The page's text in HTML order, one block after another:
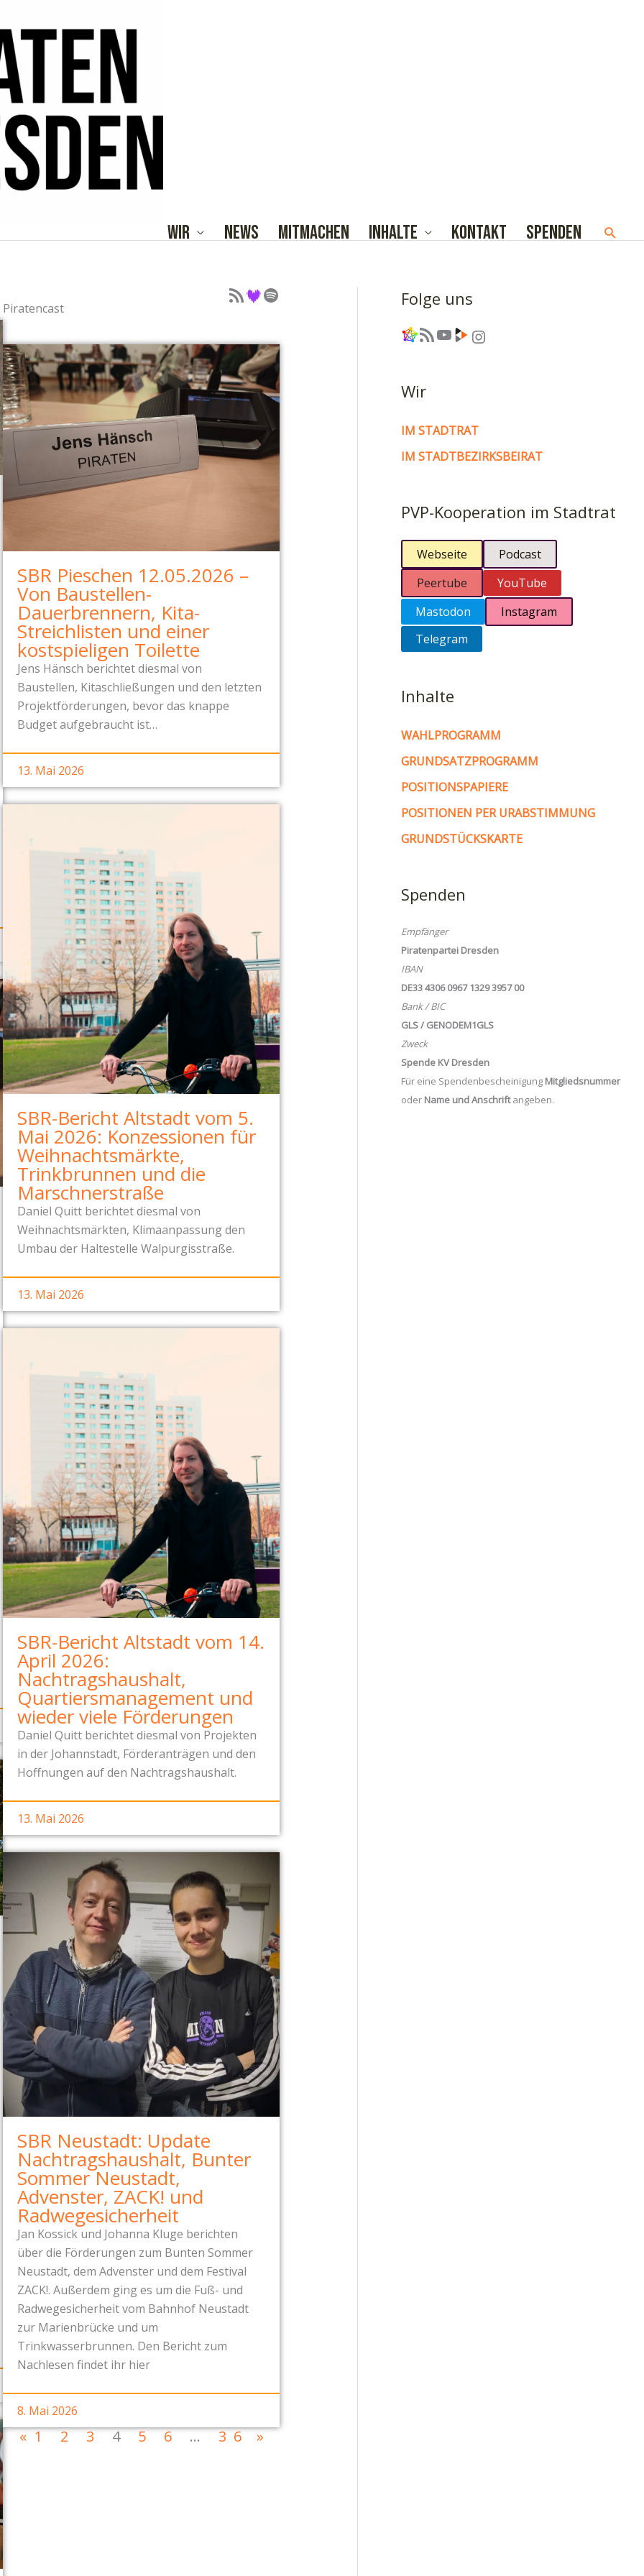
Wir News Mitmachen Inhalte Kontakt Spenden
Piratencast
Podcast als Feed Podcast auf Deezer Podcast auf Spotify
SBR Pieschen 12.05.2026 –
Von Baustellen-
Dauerbrennern, Kita-
Streichlisten und einer
kostspieligen Toilette
Jens Hänsch berichtet diesmal von
Baustellen, Kitaschließungen und den letzten
Projektförderungen, bevor das knappe
Budget aufgebraucht ist…
13. Mai 2026
SBR-Bericht Altstadt vom 5.
Mai 2026: Konzessionen für
Weihnachtsmärkte,
Trinkbrunnen und die
Marschnerstraße
Daniel Quitt berichtet diesmal von
Weihnachtsmärkten, Klimaanpassung den
Umbau der Haltestelle Walpurgisstraße.
13. Mai 2026
SBR-Bericht Altstadt vom 14.
April 2026:
Nachtragshaushalt,
Quartiersmanagement und
wieder viele Förderungen
Daniel Quitt berichtet diesmal von Projekten
in der Johannstadt, Förderanträgen und den
Hoffnungen auf den Nachtragshaushalt.
13. Mai 2026
SBR Neustadt: Update
Nachtragshaushalt, Bunter
Sommer Neustadt,
Advenster, ZACK! und
Radwegesicherheit
Jan Kossick und Johanna Kluge berichten
über die Förderungen zum Bunten Sommer
Neustadt, dem Advenster und dem Festival
ZACK!. Außerdem ging es um die Fuß- und
Radwegesicherheit vom Bahnhof Neustadt
zur Marienbrücke und um
Trinkwasserbrunnen. Den Bericht zum
Nachlesen findet ihr hier
8. Mai 2026
« 1 2 3 4 5 6 … 36 »
Folge uns
Link RSS-Feed YouTube Link Instagram
Wir
IM STADTRAT
IM STADTBEZIRKSBEIRAT
PVP-Kooperation im Stadtrat
Webseite
Podcast
Peertube
YouTube
Mastodon
Instagram
Telegram
Inhalte
WAHLPROGRAMM
GRUNDSATZPROGRAMM
POSITIONSPAPIERE
POSITIONEN PER URABSTIMMUNG
GRUNDSTÜCKSKARTE
Spenden
Empfänger
Piratenpartei Dresden
IBAN
DE33 4306 0967 1329 3957 00
Bank / BIC
GLS / GENODEM1GLS
Zweck
Spende KV Dresden
Für eine Spendenbescheinigung Mitgliedsnummer
oder Name und Anschriftangeben.